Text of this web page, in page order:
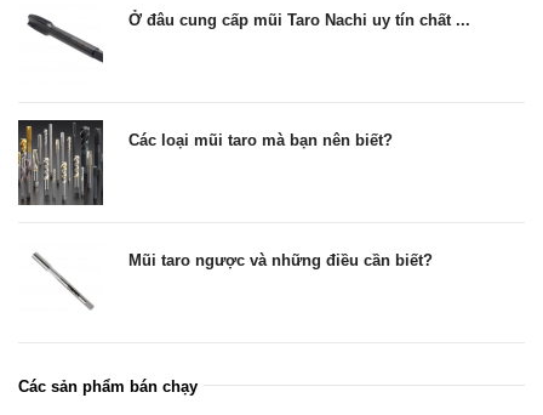
Ở đâu cung cấp mũi Taro Nachi uy tín chất ...
Các loại mũi taro mà bạn nên biết?
Mũi taro ngược và những điều cần biết?
Các sản phẩm bán chạy